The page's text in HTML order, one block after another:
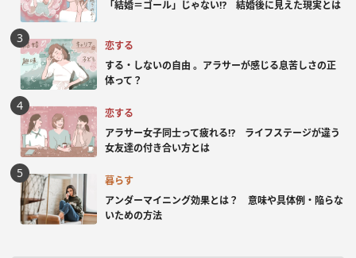
「結婚＝ゴール」じゃない⁉ 結婚後に見えた現実とは
恋する
する・しないの自由 。アラサーが感じる息苦しさの正
体って？
恋する
アラサー女子同士って疲れる⁉ ライフステージが違う
女友達の付き合い方とは
暮らす
アンダーマイニング効果とは？ 意味や具体例・陥らな
いための方法